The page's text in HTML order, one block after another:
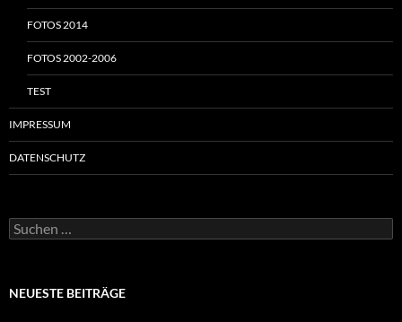
FOTOS 2014
FOTOS 2002-2006
TEST
IMPRESSUM
DATENSCHUTZ
Suchen
nach:
NEUESTE BEITRÄGE